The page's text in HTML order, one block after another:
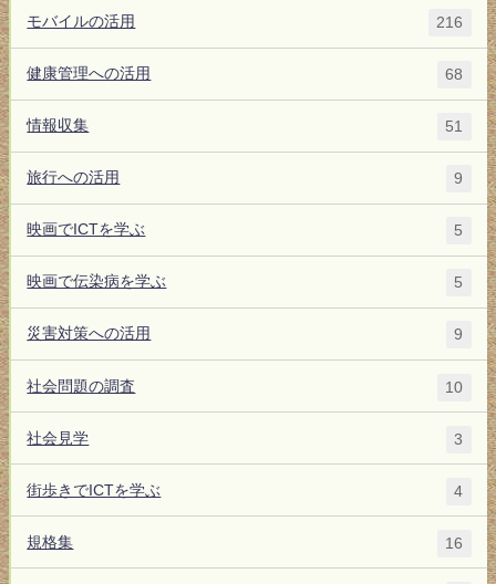
モバイルの活用 216
健康管理への活用 68
情報収集 51
旅行への活用 9
映画でICTを学ぶ 5
映画で伝染病を学ぶ 5
災害対策への活用 9
社会問題の調査 10
社会見学 3
街歩きでICTを学ぶ 4
規格集 16